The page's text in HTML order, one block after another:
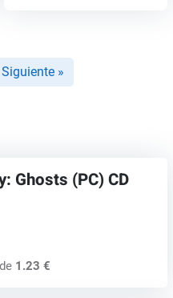
Siguiente »
Ghosts (PC) CD
1.23 €